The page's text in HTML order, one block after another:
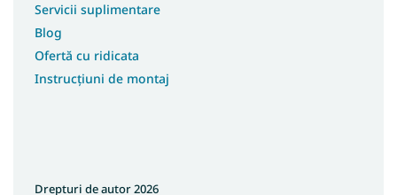
Servicii suplimentare
Blog
Ofertă cu ridicata
Instrucțiuni de montaj
Drepturi de autor 2026